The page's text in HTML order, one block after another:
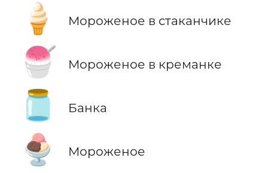
🍦 Мороженое в стаканчике
🍧 Мороженое в креманке
🫙 Банка
🍨 Мороженое